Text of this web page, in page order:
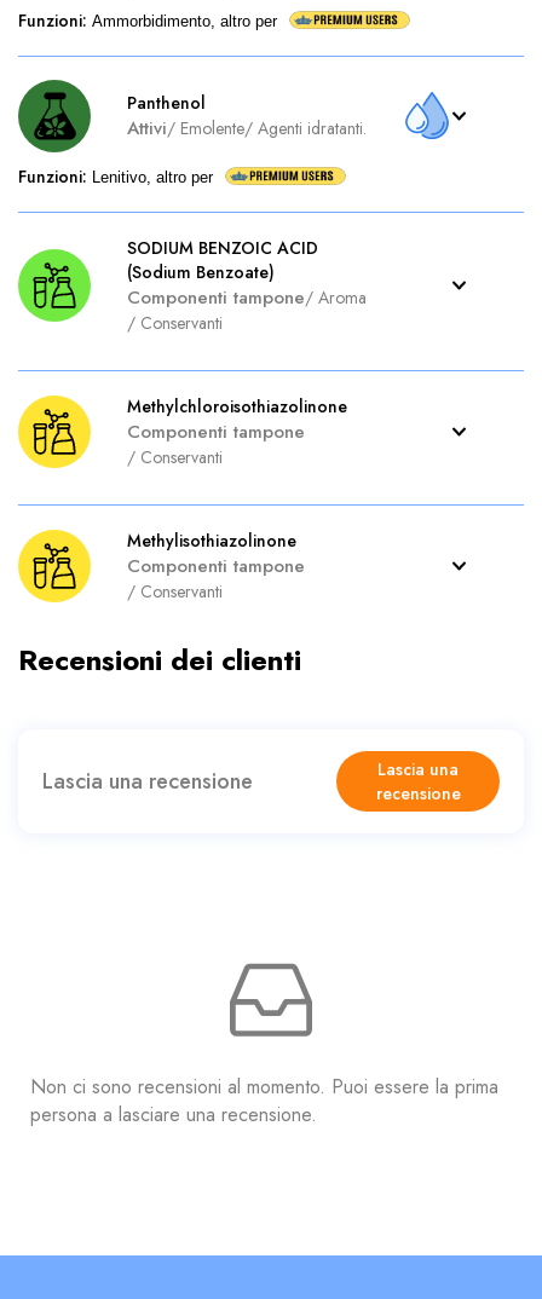
Funzioni: Ammorbidimento, altro per
Panthenol
Attivi/ Emolente/ Agenti idratanti.
Funzioni: Lenitivo, altro per
SODIUM BENZOIC ACID
(Sodium Benzoate)
Componenti tampone/ Aroma
/ Conservanti
Methylchloroisothiazolinone
Componenti tampone
/ Conservanti
Methylisothiazolinone
Componenti tampone
/ Conservanti
Recensioni dei clienti
Lascia una recensione
Lascia una
recensione
Non ci sono recensioni al momento. Puoi essere la prima
persona a lasciare una recensione.